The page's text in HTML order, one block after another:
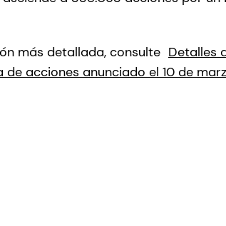
más detallada, consulte Detalles
acciones anunciado el 10 de